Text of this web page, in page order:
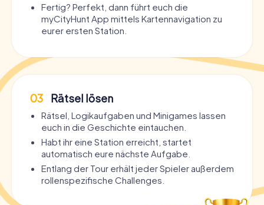
Fertig? Perfekt, dann führt euch die
myCityHunt App mittels Kartennavigation zu
eurer ersten Station.
03 Rätsel lösen
Rätsel, Logikaufgaben und Minigames lassen
euch in die Geschichte eintauchen.
Habt ihr eine Station erreicht, startet
automatisch eure nächste Aufgabe.
Entlang der Tour erhält jeder Spieler außerdem
rollenspezifische Challenges.